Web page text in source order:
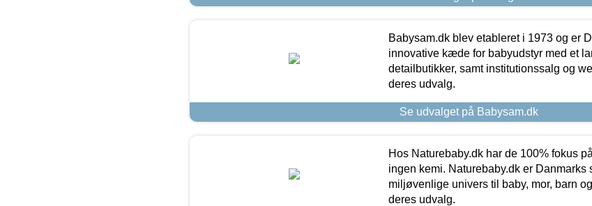
Babysam.dk blev etableret i 1973 og er
innovative kæde for babyudstyr med et
detailbutikker, samt institutionssalg og
deres udvalg.
Se udvalget på Babysam.dk
Hos Naturebaby.dk har de 100% fokus
ingen kemi. Naturebaby.dk er Danmarks
miljøvenlige univers til baby, mor, barn
deres udvalg.